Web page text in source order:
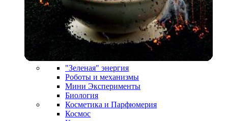
"Зеленая" энергия
Роботы и механизмы
Мини Эксперименты
Биология
Косметика и Парфюмерия
Космос